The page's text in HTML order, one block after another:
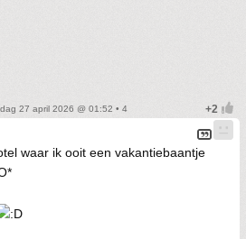
27 april 2026 @ 01:52 • 4
waar ik ooit een vakantiebaantje